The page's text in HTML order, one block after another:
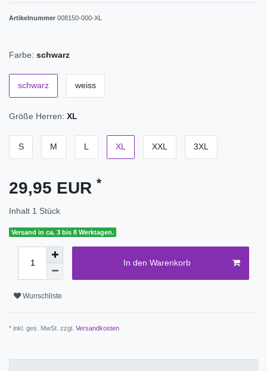
Artikelnummer 008150-000-XL
Farbe: schwarz
schwarz weiss
Größe Herren: XL
S M L XL XXL 3XL
29,95 EUR *
Inhalt 1 Stück
Versand in ca. 3 bis 8 Werktagen.
In den Warenkorb
Wunschliste
* inkl. ges. MwSt. zzgl. Versandkosten